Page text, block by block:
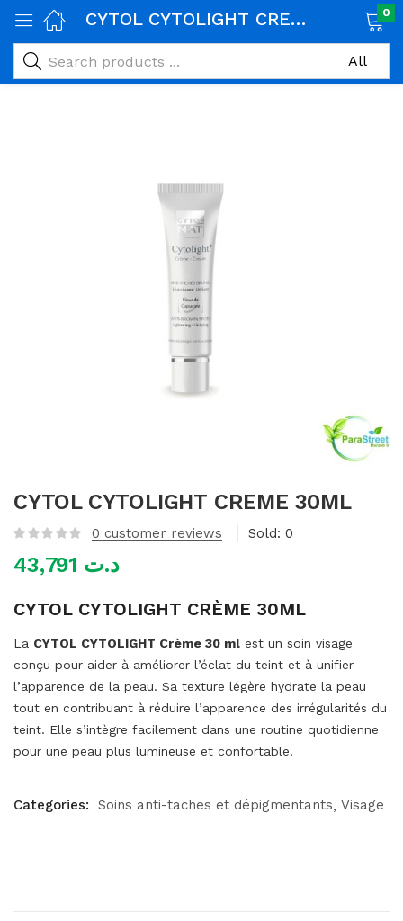
alimentaires)
CYTOL CYTOLIGHT CREME 30ML 0
CYTOL CYTOLIGHT CREME 30ML
0 customer reviews Sold: 0
د.ت
CYTOL CYTOLIGHT CRÈME 30ML
La CYTOL CYTOLIGHT Crème 30 ml est un soin visage
conçu pour aider à améliorer l’éclat du teint et à unifier
l’apparence de la peau. Sa texture légère hydrate la peau
tout en contribuant à réduire l’apparence des irrégularités du
teint. Elle s’intègre facilement dans une routine quotidienne
pour une peau plus lumineuse et confortable.
Categories: Soins anti-taches et dépigmentants Visage